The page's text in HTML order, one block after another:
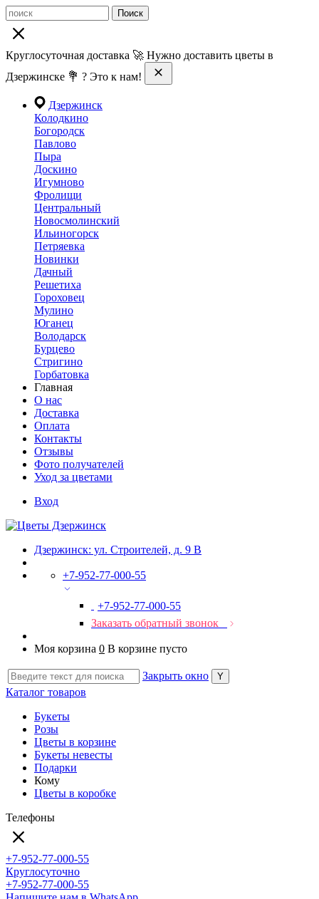
Поиск
Круглосуточная доставка 🚀 Нужно доставить цветы в
Дзержинске 💐 ? Это к нам!
Дзержинск
Колодкино
Богородск
Павлово
Пыра
Доскино
Игумново
Фролищи
Центральный
Новосмолинский
Ильиногорск
Петряевка
Новинки
Дачный
Решетиха
Гороховец
Мулино
Юганец
Володарск
Бурцево
Стригино
Горбатовка
Главная
О нас
Доставка
Оплата
Контакты
Отзывы
Фото получателей
Уход за цветами
Вход
Дзержинск: ул. Строителей, д. 9 В
+7-952-77-000-55
+7-952-77-000-55
Заказать обратный звонок
Моя корзина 0 В корзине пусто
Закрыть окно
Каталог товаров
Букеты
Розы
Цветы в корзине
Букеты невесты
Подарки
Кому
Цветы в коробке
Телефоны
+7-952-77-000-55
Круглосуточно
+7-952-77-000-55